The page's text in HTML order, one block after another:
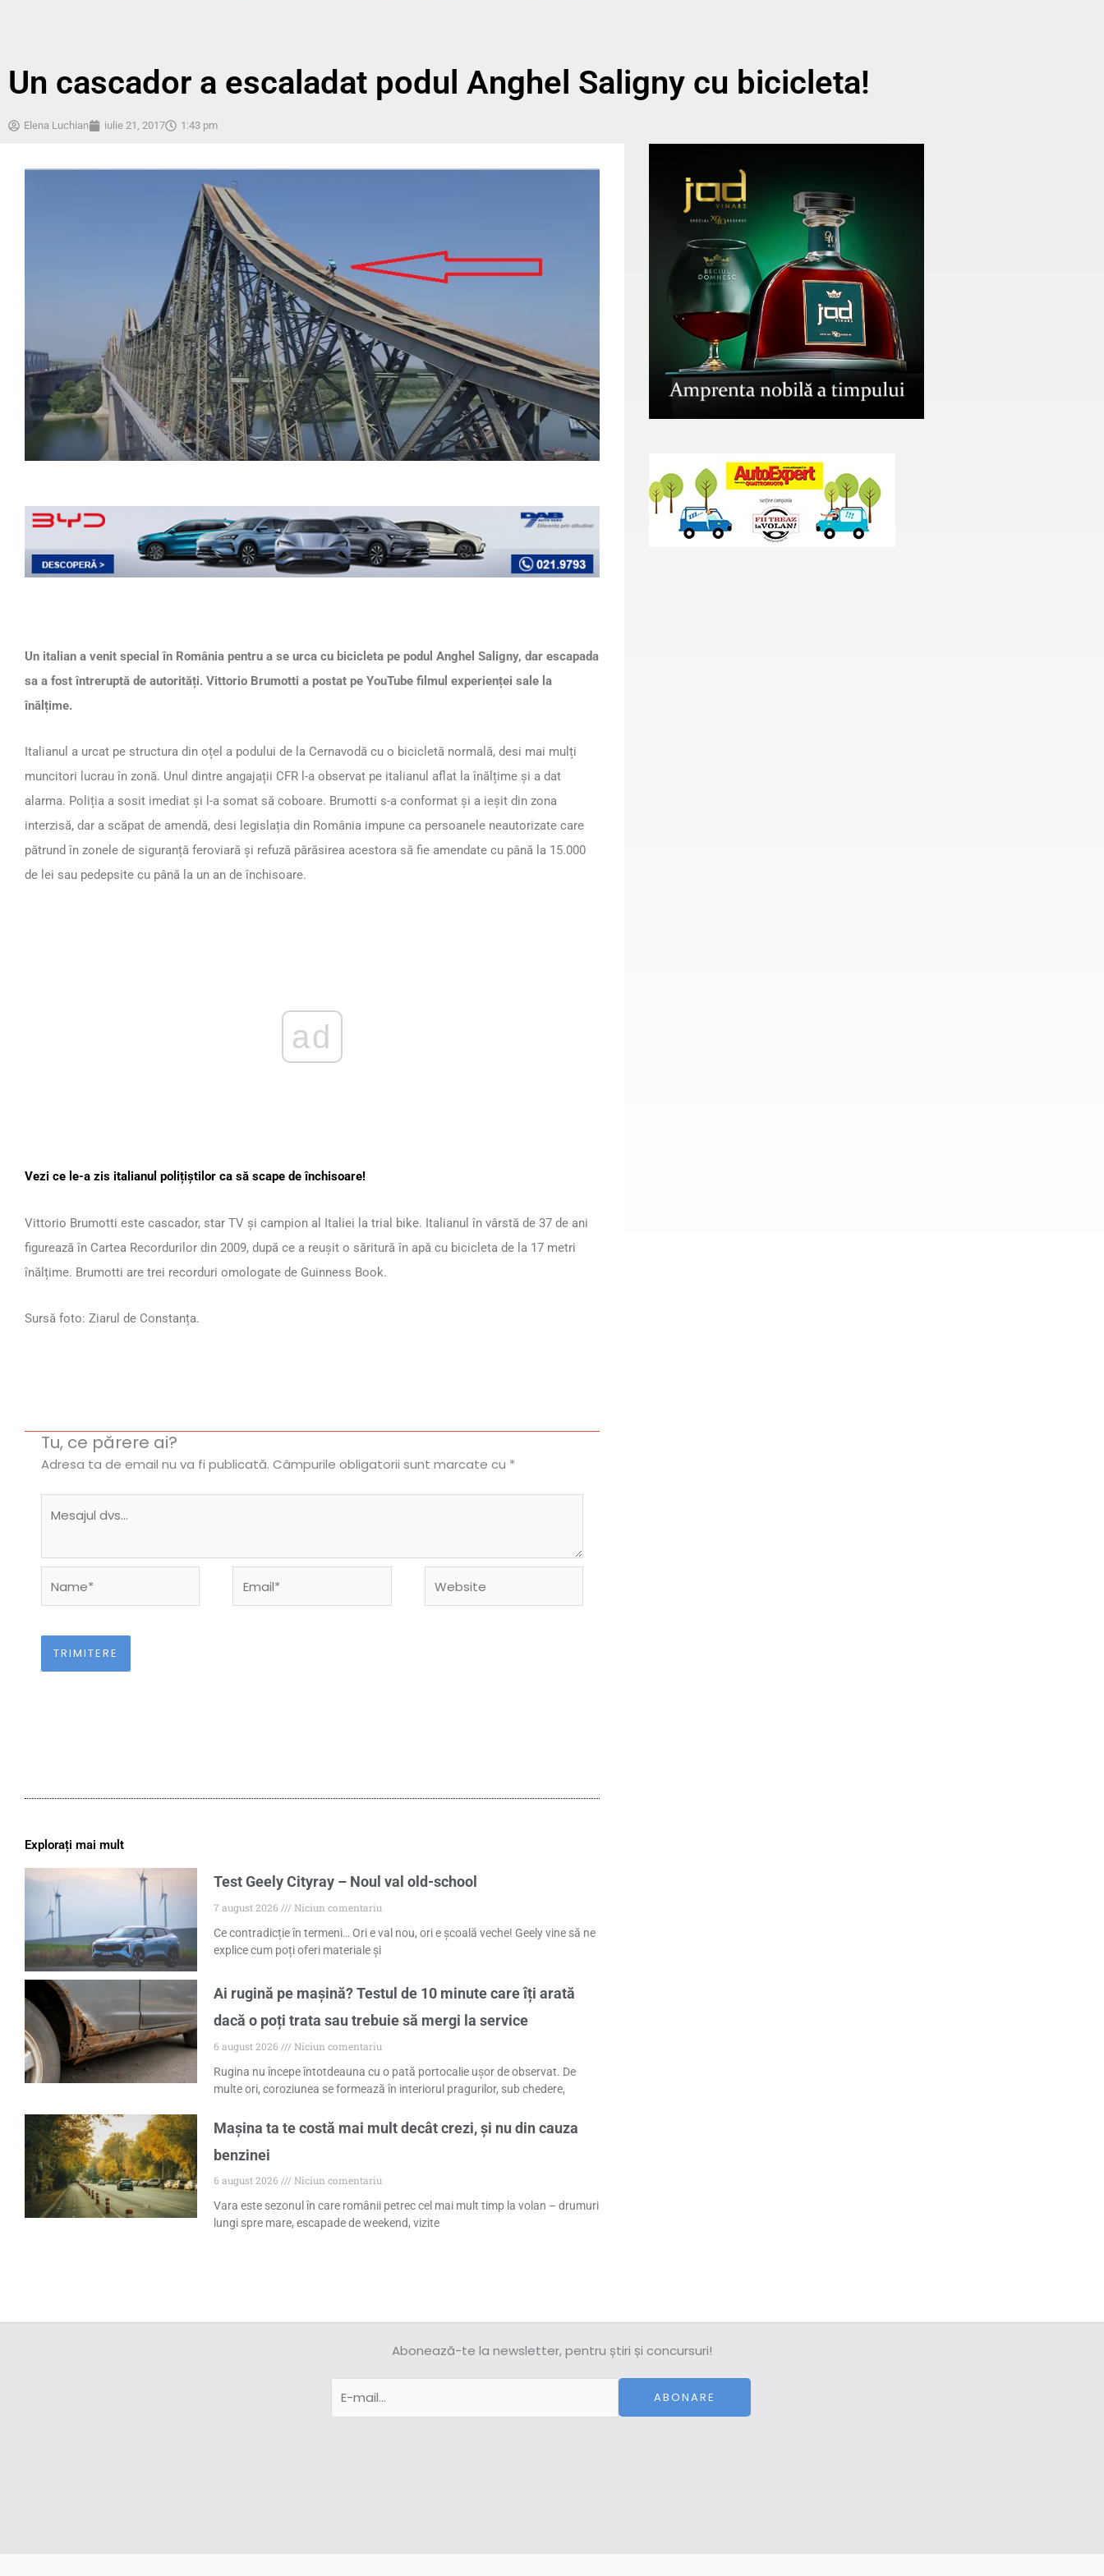
Un cascador a escaladat podul Anghel Saligny cu bicicleta!
Elena Luchian iulie 21, 2017 1:43 pm
Un italian a venit special în România pentru a se urca cu bicicleta pe podul Anghel Saligny, dar escapada
sa a fost întreruptă de autorități. Vittorio Brumotti a postat pe YouTube filmul experienței sale la
înălțime.
Italianul a urcat pe structura din oțel a podului de la Cernavodă cu o bicicletă normală, desi mai mulți
muncitori lucrau în zonă. Unul dintre angajații CFR l-a observat pe italianul aflat la înălțime și a dat
alarma. Poliția a sosit imediat și l-a somat să coboare. Brumotti s-a conformat și a ieșit din zona
interzisă, dar a scăpat de amendă, desi legislația din România impune ca persoanele neautorizate care
pătrund în zonele de siguranță feroviară și refuză părăsirea acestora să fie amendate cu până la 15.000
de lei sau pedepsite cu până la un an de închisoare.
ad
Vezi ce le-a zis italianul polițiștilor ca să scape de închisoare!
Vittorio Brumotti este cascador, star TV și campion al Italiei la trial bike. Italianul în vârstă de 37 de ani
figurează în Cartea Recordurilor din 2009, după ce a reușit o săritură în apă cu bicicleta de la 17 metri
înălțime. Brumotti are trei recorduri omologate de Guinness Book.
Sursă foto: Ziarul de Constanța.
Tu, ce părere ai?
Adresa ta de email nu va fi publicată. Câmpurile obligatorii sunt marcate cu *
Explorați mai mult
Test Geely Cityray – Noul val old-school
7 august 2026
Niciun comentariu
Ce contradicție în termeni… Ori e val nou, ori e școală veche! Geely vine să ne
explice cum poți oferi materiale și
Ai rugină pe mașină? Testul de 10 minute care îți arată
dacă o poți trata sau trebuie să mergi la service
6 august 2026
Niciun comentariu
Rugina nu începe întotdeauna cu o pată portocalie ușor de observat. De
multe ori, coroziunea se formează în interiorul pragurilor, sub chedere,
Mașina ta te costă mai mult decât crezi, și nu din cauza
benzinei
6 august 2026
Niciun comentariu
Vara este sezonul în care românii petrec cel mai mult timp la volan – drumuri
lungi spre mare, escapade de weekend, vizite
Abonează-te la newsletter, pentru știri și concursuri!
ABONARE